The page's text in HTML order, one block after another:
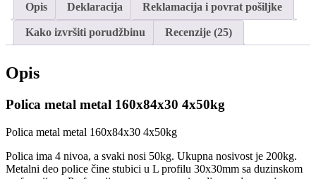
Opis Deklaracija Reklamacija i povrat pošiljke
Kako izvršiti porudžbinu Recenzije (25)
Opis
Polica metal metal 160x84x30 4x50kg
Polica metal metal 160x84x30 4x50kg
Polica ima 4 nivoa, a svaki nosi 50kg. Ukupna nosivost je 200kg.
Metalni deo police čine stubici u L profilu 30x30mm sa duzinskom